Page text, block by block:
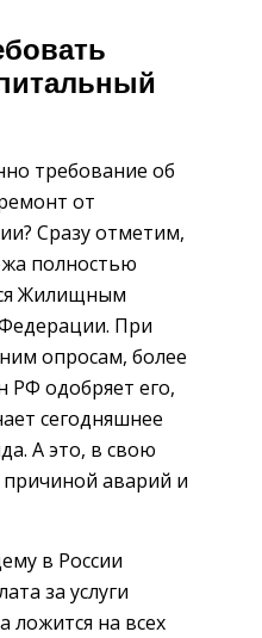
требование об
от
Сразу отметим,
полностью
Жилищным
При
опросам, более
РФ одобряет его,
сегодняшнее
А это, в свою
аварий и
в России
за услуги
ложится на всех